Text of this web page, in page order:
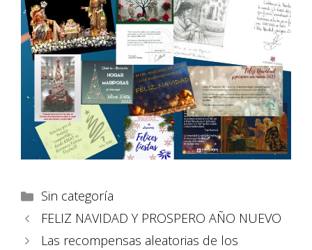
Sin categoría
FELIZ NAVIDAD Y PROSPERO AÑO NUEVO
Las recompensas aleatorias de los